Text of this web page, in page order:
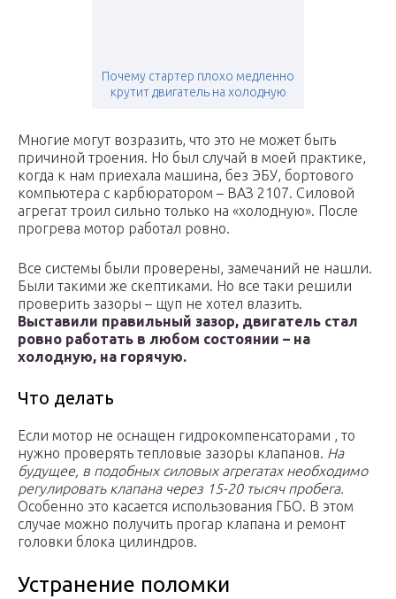
Почему стартер плохо медленно
крутит двигатель на холодную
Многие могут возразить, что это не может быть
причиной троения. Но был случай в моей практике,
когда к нам приехала машина, без ЭБУ, бортового
компьютера с карбюратором – ВАЗ 2107. Силовой
агрегат троил сильно только на «холодную». После
прогрева мотор работал ровно.
Все системы были проверены, замечаний не нашли.
Были такими же скептиками. Но все таки решили
проверить зазоры – щуп не хотел влазить.
Выставили правильный зазор, двигатель стал
ровно работать в любом состоянии – на
холодную, на горячую.
Что делать
Если мотор не оснащен гидрокомпенсаторами , то
нужно проверять тепловые зазоры клапанов. На
будущее, в подобных силовых агрегатах необходимо
регулировать клапана через 15-20 тысяч пробега.
Особенно это касается использования ГБО. В этом
случае можно получить прогар клапана и ремонт
головки блока цилиндров.
Устранение поломки